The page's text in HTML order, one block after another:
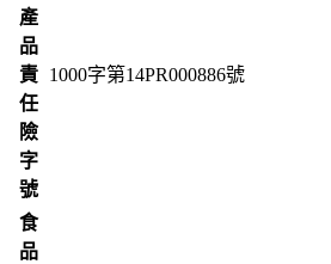
產
品
責
任
險
字
號
1000字第14PR000886號
食
品